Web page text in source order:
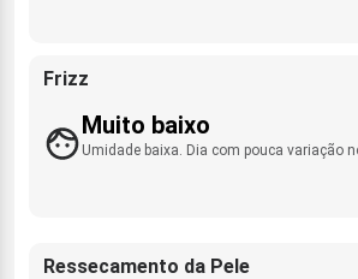
Frizz
Muito baixo
Umidade baixa. Dia com pouca variação
Ressecamento da Pele